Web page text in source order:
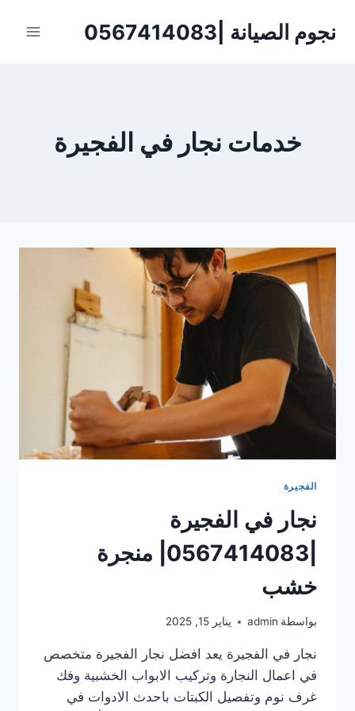
نجوم الصيانة |0567414083
خدمات نجار في الفجيرة
الفجيرة
نجار في الفجيرة
|0567414083| منجرة
خشب
بواسطة admin يناير 15, 2025
نجار في الفجيرة يعد افضل نجار الفجيرة متخصص
في اعمال النجارة وتركيب الابواب الخشبية وفك
غرف نوم وتفصيل الكبتات باحدث الادوات في